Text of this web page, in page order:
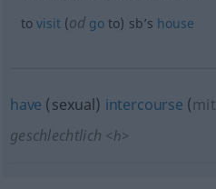
tovisit(od goto) sb’s house
have (sexual) intercourse (mit
geschlechtlich <h>